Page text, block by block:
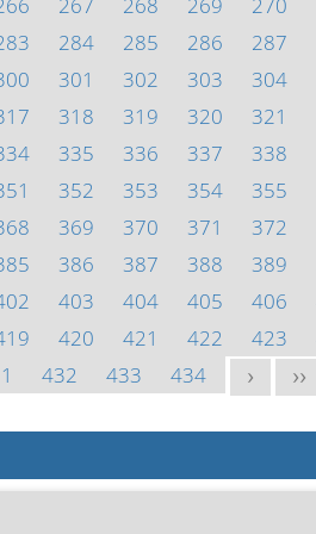
284 285 286 287
301 302 303 304
318 319 320 321
335 336 337 338
352 353 354 355
369 370 371 372
386 387 388 389
403 404 405 406
420 421 422 423
432 433 434 > >>